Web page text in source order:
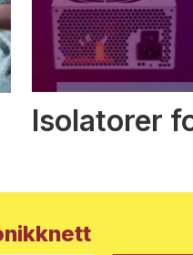
Isolatorer